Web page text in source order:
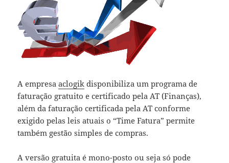
A empresaaclogik disponibiliza um programa de
faturação gratuito e certificado pela AT (Finanças),
além da faturação certificada pela AT conforme
exigido pelas leis atuais o “Time Fatura” permite
também gestão simples de compras.
A versão gratuita é mono-posto ou seja só pode